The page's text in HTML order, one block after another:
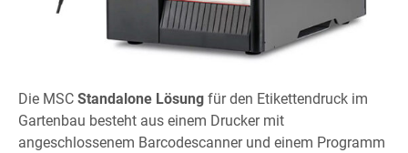
Die MSC Standalone Lösung für den Etikettendruck im
Gartenbau besteht aus einem Drucker mit
angeschlossenem Barcodescanner und einem Programm